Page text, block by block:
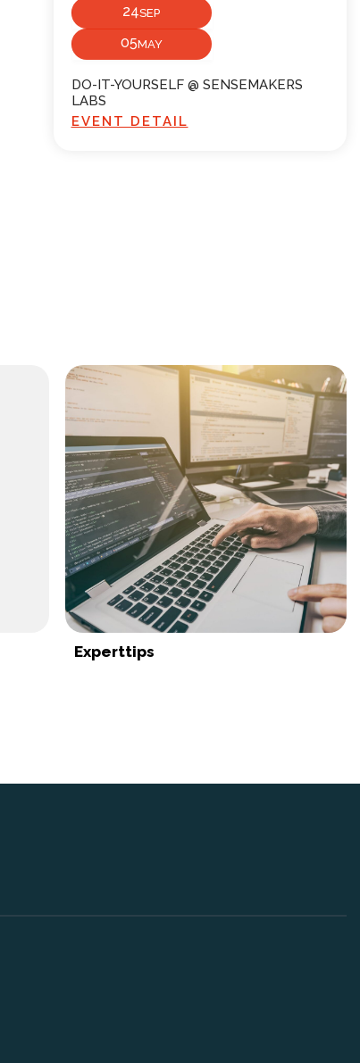
24SEP
05MAY
DO-IT-YOURSELF @ SENSEMAKERS
LABS
EVENT DETAIL
Experttips